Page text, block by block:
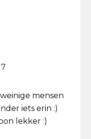
mensen
iets erin :)
lekker :)